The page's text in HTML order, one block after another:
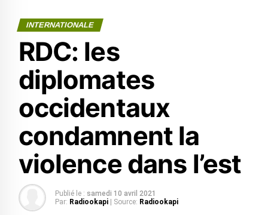
INTERNATIONALE
RDC: les
diplomates
occidentaux
condamnent la
violence dans l’est
Publié le : samedi 10 avril 2021
Par: Radiookapi | Source: Radiookapi